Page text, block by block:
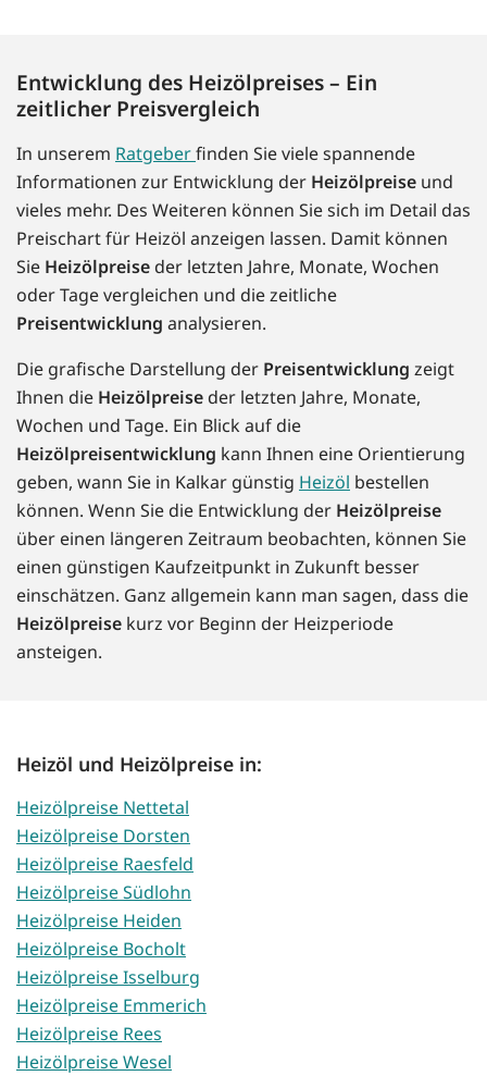
Entwicklung des Heizölpreises – Ein
zeitlicher Preisvergleich
In unserem Ratgeberfinden Sie viele spannende
Informationen zur Entwicklung der Heizölpreise und
vieles mehr. Des Weiteren können Sie sich im Detail das
Preischart für Heizöl anzeigen lassen. Damit können
Sie Heizölpreise der letzten Jahre, Monate, Wochen
oder Tage vergleichen und die zeitliche
Preisentwicklung analysieren.
Die grafische Darstellung der Preisentwicklung zeigt
Ihnen die Heizölpreise der letzten Jahre, Monate,
Wochen und Tage. Ein Blick auf die
Heizölpreisentwicklung kann Ihnen eine Orientierung
geben, wann Sie in Kalkar günstig Heizöl bestellen
können. Wenn Sie die Entwicklung der Heizölpreise
über einen längeren Zeitraum beobachten, können Sie
einen günstigen Kaufzeitpunkt in Zukunft besser
einschätzen. Ganz allgemein kann man sagen, dass die
Heizölpreise kurz vor Beginn der Heizperiode
ansteigen.
Heizöl und Heizölpreise in:
Heizölpreise Nettetal
Heizölpreise Dorsten
Heizölpreise Raesfeld
Heizölpreise Südlohn
Heizölpreise Heiden
Heizölpreise Bocholt
Heizölpreise Isselburg
Heizölpreise Emmerich
Heizölpreise Rees
Heizölpreise Wesel